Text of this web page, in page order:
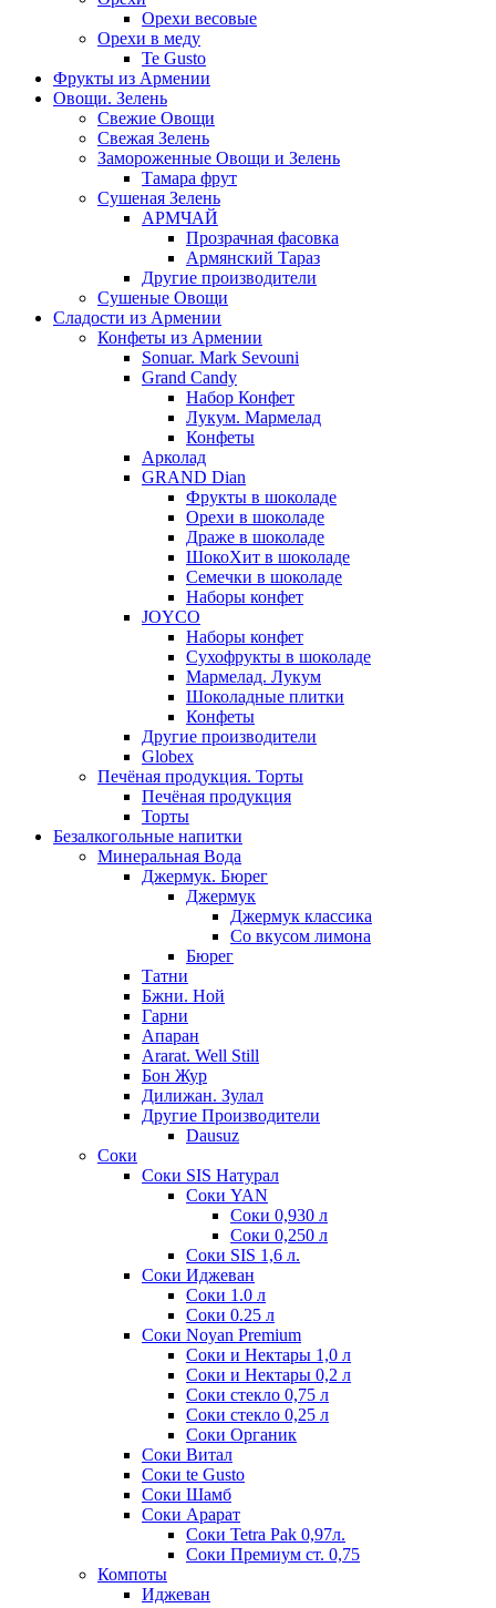
Орехи весовые
Орехи в меду
Te Gusto
Фрукты из Армении
Овощи. Зелень
Свежие Овощи
Свежая Зелень
Замороженные Овощи и Зелень
Тамара фрут
Сушеная Зелень
АРМЧАЙ
Прозрачная фасовка
Армянский Тараз
Другие производители
Сушеные Овощи
Сладости из Армении
Конфеты из Армении
Sonuar. Mark Sevouni
Grand Candy
Набор Конфет
Лукум. Мармелад
Конфеты
Арколад
GRAND Dian
Фрукты в шоколаде
Орехи в шоколаде
Драже в шоколаде
ШокоХит в шоколаде
Семечки в шоколаде
Наборы конфет
JOYCO
Наборы конфет
Сухофрукты в шоколаде
Мармелад. Лукум
Шоколадные плитки
Конфеты
Другие производители
Globex
Печёная продукция. Торты
Печёная продукция
Торты
Безалкогольные напитки
Минеральная Вода
Джермук. Бюрег
Джермук
Джермук классика
Со вкусом лимона
Бюрег
Татни
Бжни. Ной
Гарни
Апаран
Ararat. Well Still
Бон Жур
Дилижан. Зулал
Другие Производители
Dausuz
Соки
Соки SIS Натурал
Соки YAN
Соки 0,930 л
Соки 0,250 л
Соки SIS 1,6 л.
Соки Иджеван
Соки 1.0 л
Соки 0.25 л
Соки Noyan Premium
Соки и Нектары 1,0 л
Соки и Нектары 0,2 л
Соки стекло 0,75 л
Соки стекло 0,25 л
Соки Органик
Соки Витал
Соки te Gusto
Соки Шамб
Соки Арарат
Соки Tetra Pak 0,97л.
Соки Премиум ст. 0,75
Компоты
Иджеван